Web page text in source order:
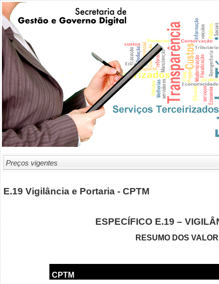
Preços vigentes
E.19 Vigilância e Portaria - CPTM
ESPECÍFICO E.19 –
RESUMO DOS
CPTM